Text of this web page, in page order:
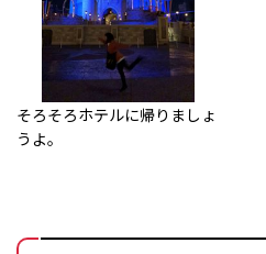
そろそろホテルに帰りましょ
うよ。